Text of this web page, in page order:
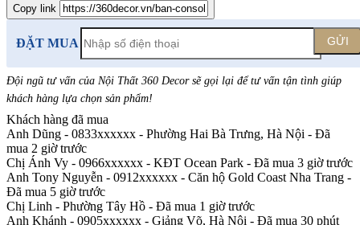
Copy link
ĐẶT MUA GỬI
Đội ngũ tư vấn của Nội Thất 360 Decor sẽ gọi lại để tư vấn tận tình giúp
khách hàng lựa chọn sản phẩm!
Khách hàng đã mua
Anh Dũng - 0833xxxxxx - Phường Hai Bà Trưng, Hà Nội - Đã
mua 2 giờ trước
Chị Ánh Vy - 0966xxxxxx - KĐT Ocean Park - Đã mua 3 giờ trước
Anh Tony Nguyễn - 0912xxxxxx - Căn hộ Gold Coast Nha Trang -
Đã mua 5 giờ trước
Chị Linh - Phường Tây Hồ - Đã mua 1 giờ trước
Anh Khánh - 0905xxxxxx - Giảng Võ, Hà Nội - Đã mua 30 phút